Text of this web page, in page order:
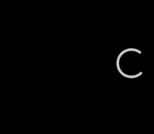
autant que l’on s’emballe, loin de là.
Si le score est à son avantage, les
En effet, avec deux points au